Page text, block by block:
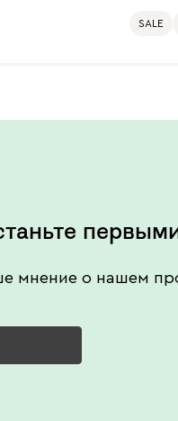
SALE
мнение о нашем